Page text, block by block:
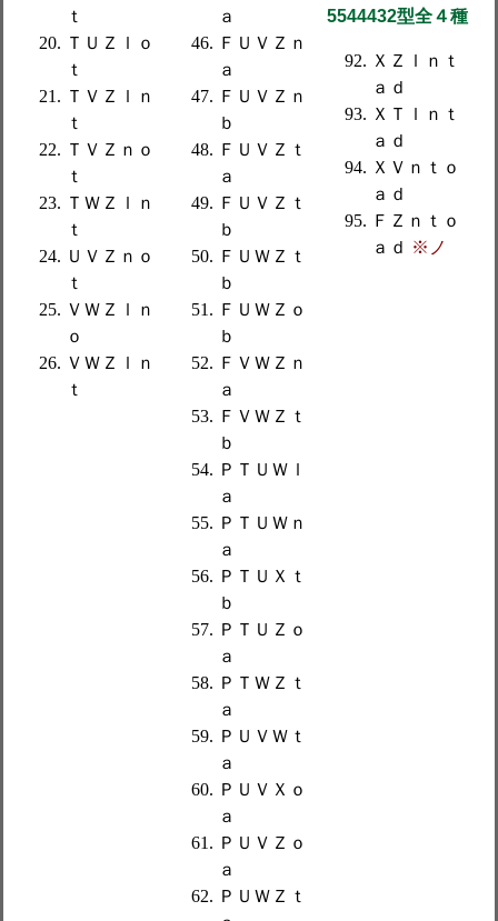
ｔ
ＴＵＺｌｏ
ｔ
ＴＶＺｌｎ
ｔ
ＴＶＺｎｏ
ｔ
ＴＷＺｌｎ
ｔ
ＵＶＺｎｏ
ｔ
ＶＷＺｌｎ
ｏ
ＶＷＺｌｎ
ｔ
ａ
ＦＵＶＺｎ
ａ
ＦＵＶＺｎ
ｂ
ＦＵＶＺｔ
ａ
ＦＵＶＺｔ
ｂ
ＦＵＷＺｔ
ｂ
ＦＵＷＺｏ
ｂ
ＦＶＷＺｎ
ａ
ＦＶＷＺｔ
ｂ
ＰＴＵＷｌ
ａ
ＰＴＵＷｎ
ａ
ＰＴＵＸｔ
ｂ
ＰＴＵＺｏ
ａ
ＰＴＷＺｔ
ａ
ＰＵＶＷｔ
ａ
ＰＵＶＸｏ
ａ
ＰＵＶＺｏ
ａ
ＰＵＷＺｔ
5544432型全４種
ＸＺｌｎｔ
ａｄ
ＸＴｌｎｔ
ａｄ
ＸＶｎｔｏ
ａｄ
ＦＺｎｔｏ
ａｄ ※ノ